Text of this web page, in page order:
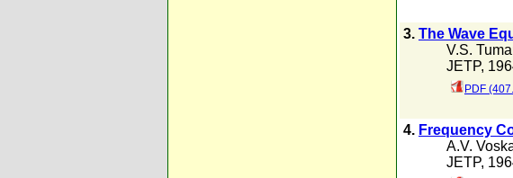
3. The Wave
V.S.
JETP,
PDF
4. Frequency
A.V.
JETP,